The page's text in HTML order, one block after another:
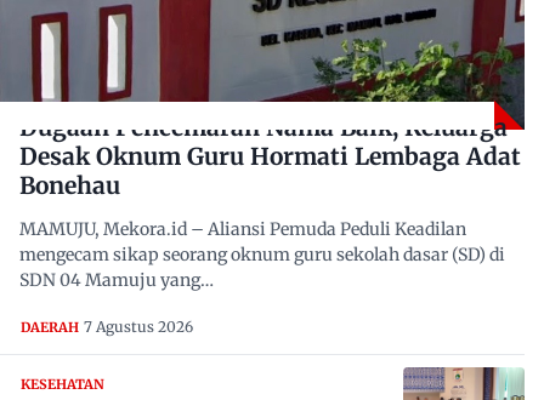
Dugaan Pencemaran Nama Baik, Keluarga
Desak Oknum Guru Hormati Lembaga Adat
Bonehau
MAMUJU, Mekora.id – Aliansi Pemuda Peduli Keadilan
mengecam sikap seorang oknum guru sekolah dasar (SD) di
SDN 04 Mamuju yang…
DAERAH 7 Agustus 2026
KESEHATAN